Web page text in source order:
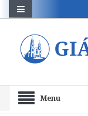
Menu